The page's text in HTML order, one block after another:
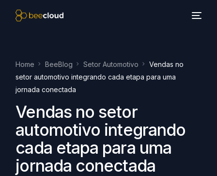
Home BeeBlog Setor Automotivo
Vendas no
setor automotivo integrando cada etapa para uma
jornada conectada
Vendas no setor
automotivo integrando
cada etapa para uma
jornada conectada